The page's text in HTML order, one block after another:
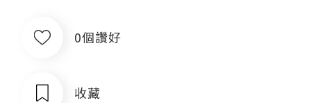
0個讚好
收藏